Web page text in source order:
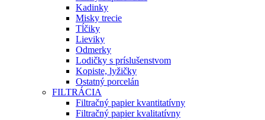
Kadinky
Misky trecie
Tĺčiky
Lieviky
Odmerky
Lodičky s príslušenstvom
Kopiste, lyžičky
Ostatný porcelán
FILTRÁCIA
Filtračný papier kvantitatívny
Filtračný papier kvalitatívny